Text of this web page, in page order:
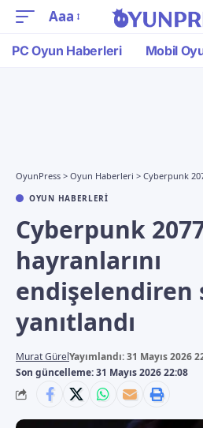
Aaa
PC Oyun Haberleri Mobil
OyunPress > Oyun Haberleri > Cyberpunk 2077
OYUN HABERLERI
Cyberpunk
hayranlarını
endişelendiren
yanıtlandı
Son güncelleme: 31 Mayıs 2026 22:08
Murat GürelYayımlandı: 31 Mayıs 2026